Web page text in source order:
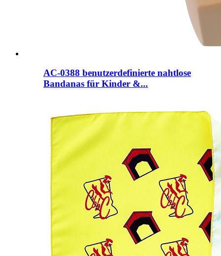
AC-0388 benutzerdefinierte nahtlose
Bandanas für Kinder &...